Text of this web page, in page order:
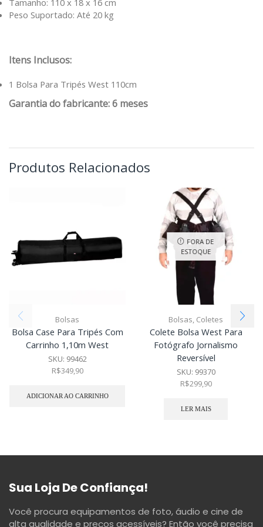
Peso Suportado: Até 20 kg
Itens Inclusos:
1 Bolsa Para Tripés West 110cm
Garantia do fabricante: 6 meses
Produtos Relacionados
Bolsas
Bolsa Case Para Tripés Com
Carrinho 1,10m West
SKU: 99462
R$349,90
ADICIONAR AO CARRINHO
FORA DE
ESTOQUE
Bolsas, Coletes
Colete Bolsa West Para
Fotógrafo Jornalismo
Reversível
SKU: 99370
R$299,90
LER MAIS
Sua Loja De Confiança!
Você procura equipamentos de foto, áudio e cine de
alta qualidade e preços acessíveis? Então você precisa